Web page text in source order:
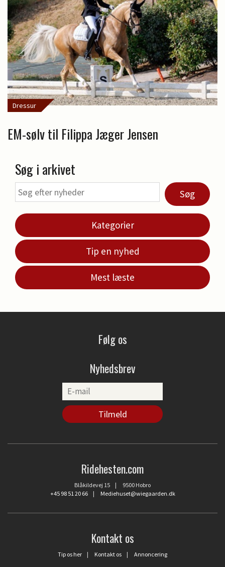
Dressur
EM-sølv til Filippa Jæger Jensen
Søg i arkivet
Søg
Kategorier
Tip en nyhed
Mest læste
Følg os
Nyhedsbrev
Ridehesten.com
Blåkildevej 15 | 9500 Hobro
+45 98 51 20 66| Mediehuset@wiegaarden.dk
Kontakt os
Tip os her | Kontakt os | Annoncering